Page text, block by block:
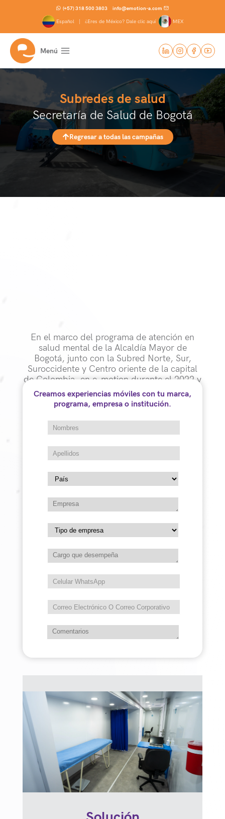
(+57) 318 500 3803 info@emotion-a.com
Español | ¿Eres de México? Dale clic aquí MEX
Menú
Subredes de salud
Secretaría de Salud de Bogotá
Regresar a todas las campañas
En el marco del programa de atención en
salud mental de la Alcaldía Mayor de
Bogotá, junto con la Subred Norte, Sur,
Suroccidente y Centro oriente de la capital
de Colombia, en e-motion durante el 2022 y
2023 desarrollamos y articulamos el
componente itinerante de esta estrategia que
lleva servicios integrales de salud a las
diferentes localidades de la ciudad,
complementando el programa de atención
directa, ágil y estratégica, poniendo a
Atención Móvil con servicios de medicina
general, odontología y toma de muestras,
diseñados cada uno a partir de las
necesidades y características del territorio.
Anterior campaña Siguiente campaña
Creamos experiencias móviles con tu marca,
programa, empresa o institución.